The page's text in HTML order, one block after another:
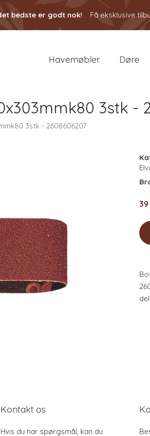
bedste er godt nok! Få eksklusive
Havemøbler Døre
3stk -
3stk - 2608606207
39
Kontakt os
Hvis du har spørgsmål, kan du